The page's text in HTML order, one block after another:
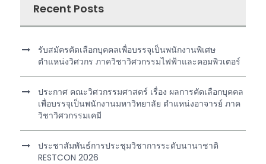
Recent Posts
รับสมัครคัดเลือกบุคคลเพื่อบรรจุเป็นพนักงานพิเศษ
ตำแหน่งวิศวกร ภาควิชาวิศวกรรมไฟฟ้าและคอมพิวเตอร์
ประกาศ คณะวิศวกรรมศาสตร์ เรื่อง ผลการคัดเลือกบุคคล
เพื่อบรรจุเป็นพนักงานมหาวิทยาลัย ตำแหน่งอาจารย์ ภาค
วิชาวิศวกรรมเคมี
ประชาสัมพันธ์การประชุมวิชาการระดับนานาชาติ
RESTCON 2026